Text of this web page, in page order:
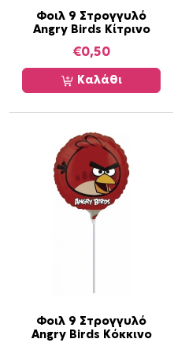
Φοιλ 9 Στρογγυλό
Angry Birds Κίτρινο
€0,50
Καλάθι
Φοιλ 9 Στρογγυλό
Angry Birds Κόκκινο